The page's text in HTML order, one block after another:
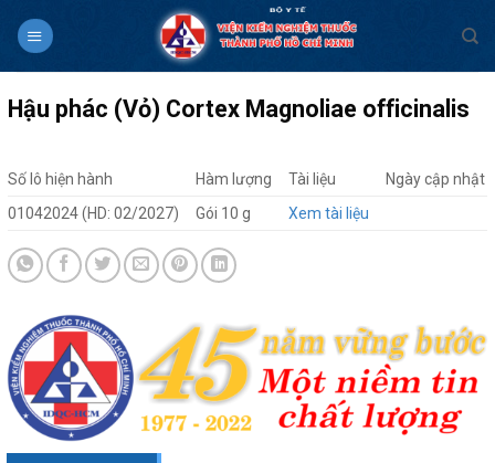
Hậu phác (Vỏ) Cortex Magnoliae officinalis
Số lô hiện hành Hàm lượng Tài liệu
Ngày cập nhật
01042024 (HD: 02/2027)
Gói 10 g Xem tài liệu